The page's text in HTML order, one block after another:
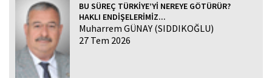
BU SÜREÇ TÜRKİYE’Yİ NEREYE GÖTÜRÜR?
HAKLI ENDİŞELERİMİZ...
Muharrem GÜNAY (SIDDIKOĞLU)
27 Tem 2026